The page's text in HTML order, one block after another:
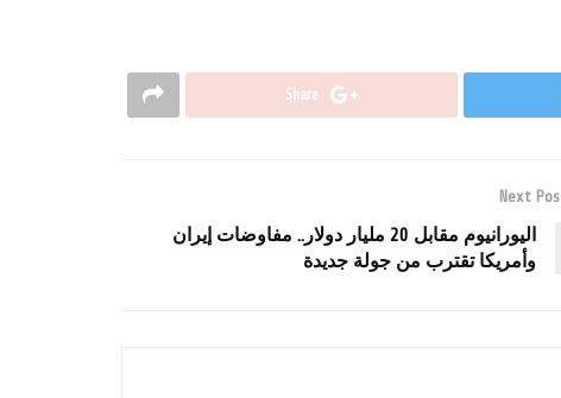
Share
Next
اليورانيوم مقابل 20 مليار دولار.. مفاوضات إيران
وأمريكا تقترب من جولة جديدة